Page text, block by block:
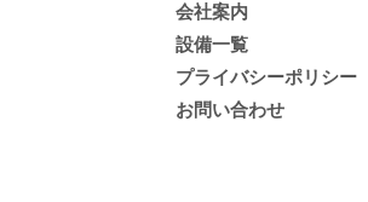
会社案内
設備一覧
プライバシーポリシー
お問い合わせ